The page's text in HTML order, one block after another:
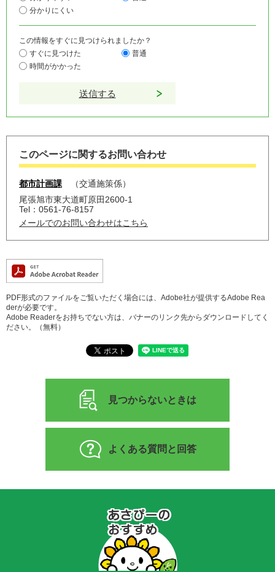
分かりにくい
この情報をすぐに見つけられましたか？
すぐに見つけた
普通
時間がかかった
このページに関するお問い合わせ
都市計画課
交通施策係
尾張旭市東大道町原田2600-1
Tel：0561-76-8157
メールでのお問い合わせはこちら
PDF形式のファイルをご覧いただく場合には、Adobe社が提供するAdobe Rea
derが必要です。
Adobe Readerをお持ちでない方は、バナーのリンク先からダウンロードしてく
ださい。（無料）
見つからないときは
よくある質問と回答
の
お
す